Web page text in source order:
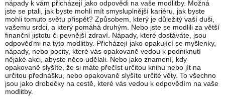
nápady k vám přicházejí jako odpovědi na vaše modlitby. Možná
jste se ptali, jak byste mohli mít smysluplnější kariéru, jak byste
mohli tomuto světu přispět? Způsobem, který je důležitý vaší duši,
vašemu srdci, a který pomáhá druhým. Nebo jste se modlili za větší
finanční jistotu či pevnější zdraví. Nápady, které dostáváte, jsou
odpověďmi na tyto modlitby. Přicházejí jako opakující se myšlenky,
nápady, nebo pocity, které vás opakovaně vedou k podniknutí
nějaké akci, abyste něco udělali. Nebo jako znamení, kdy
opakovaně slyšíte, že si máte přečíst určitou knihu nebo jít na
určitou přednášku, nebo opakovaně slyšíte určité věty. To všechno
jsou jako drobečky na cestě, které vás vedou k odpovědím na vaše
modlitby.